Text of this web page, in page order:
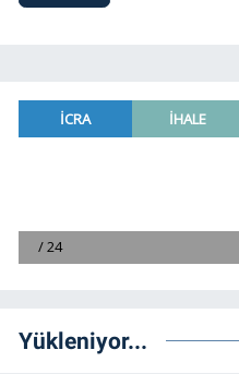
Yükleniyor...